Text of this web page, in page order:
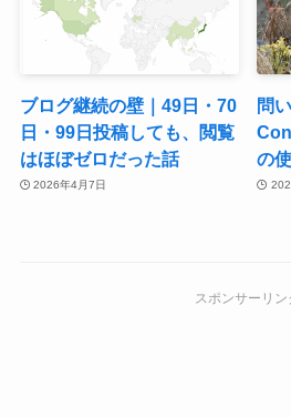
ブログ継続の壁｜49日・70
日・99日投稿しても、閲覧
はほぼゼロだった話
2026年4月7日
問
の
スポンサーリン